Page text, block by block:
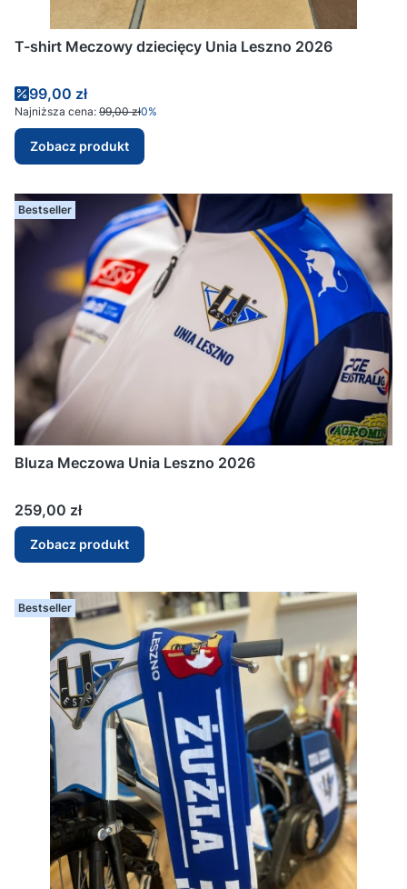
T-shirt Meczowy dziecięcy Unia Leszno 2026
Cena promocyjna
99,00 zł
Najniższa cena: 99,00 zł0%
Zobacz produkt
Bestseller
Bluza Meczowa Unia Leszno 2026
Cena
259,00 zł
Zobacz produkt
Bestseller